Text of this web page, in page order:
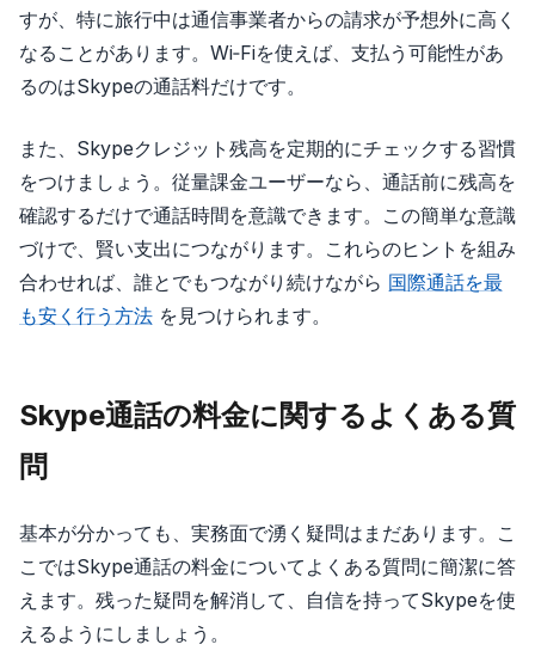
すが、特に旅行中は通信事業者からの請求が予想外に高く
なることがあります。Wi‑Fiを使えば、支払う可能性があ
るのはSkypeの通話料だけです。
また、Skypeクレジット残高を定期的にチェックする習慣
をつけましょう。従量課金ユーザーなら、通話前に残高を
確認するだけで通話時間を意識できます。この簡単な意識
づけで、賢い支出につながります。これらのヒントを組み
合わせれば、誰とでもつながり続けながら 国際通話を最
も安く行う方法 を見つけられます。
Skype通話の料金に関するよくある質
問
基本が分かっても、実務面で湧く疑問はまだあります。こ
こではSkype通話の料金についてよくある質問に簡潔に答
えます。残った疑問を解消して、自信を持ってSkypeを使
えるようにしましょう。